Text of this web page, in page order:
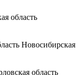
область
Новосибирская
область